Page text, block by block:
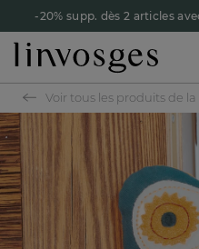
-20% supp. dès 2 articles
Voir tous les produits de